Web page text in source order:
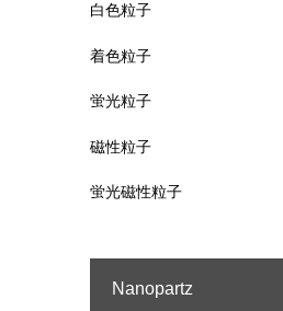
白色粒子
着色粒子
蛍光粒子
磁性粒子
蛍光磁性粒子
Nanopartz